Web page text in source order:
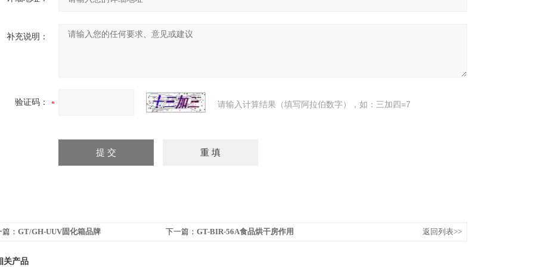
补充说明：
验证码： 请输入计算结果（填写阿拉伯数字），如：三加四=7
： GT/GH-UUV固化箱品牌 下一篇： GT-BIR-56A食品烘干房作用 返回列表>>
关产品